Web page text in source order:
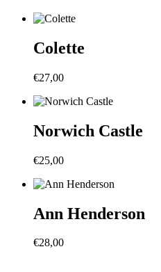
Colette
€27,00
Norwich Castle
€25,00
Ann Henderson
€28,00